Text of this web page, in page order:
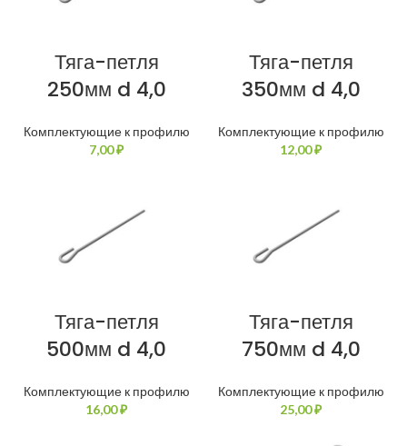
Тяга-петля
250мм d 4,0
Комплектующие к профилю
₽
Тяга-петля
350мм d 4,0
Комплектующие к профилю
₽
Тяга-петля
500мм d 4,0
Комплектующие к профилю
₽
Тяга-петля
750мм d 4,0
Комплектующие к профилю
₽